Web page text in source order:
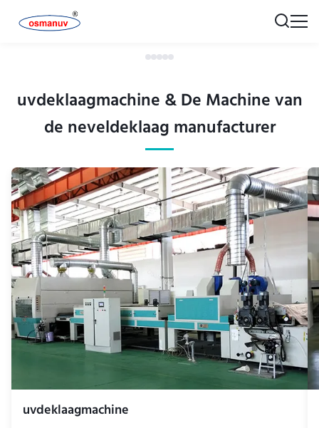
uvdeklaagmachine & De Machine van
de neveldeklaag manufacturer
uvdeklaagmachine